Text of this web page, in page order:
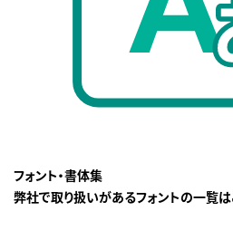
フォント・書体集
弊社で取り扱いがあるフォントの一覧は